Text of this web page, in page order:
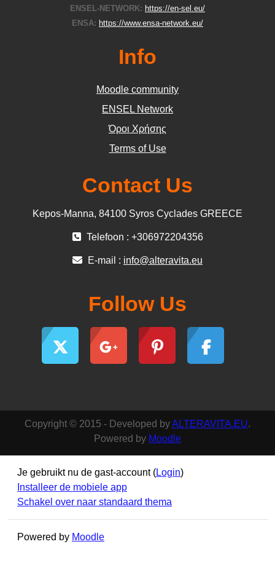
ENSEL-NETWORK: https://en-sel.eu/
ENSA: https://www.ensa-network.eu/
Info
Moodle community
ΕΝSEL Network
Όροι Χρήσης
Terms of Use
Contact Us
Kepos-Manna, 84100 Syros Cyclades GREECE
Telefoon : +306972204356
E-mail : info@alteravita.eu
Follow Us
Copyright © 2015 - Developed byALTERAVITA.EU.
Powered by Moodle
Je gebruikt nu de gast-account (Login)
Installeer de mobiele app
Schakel over naar standaard thema
Powered by Moodle